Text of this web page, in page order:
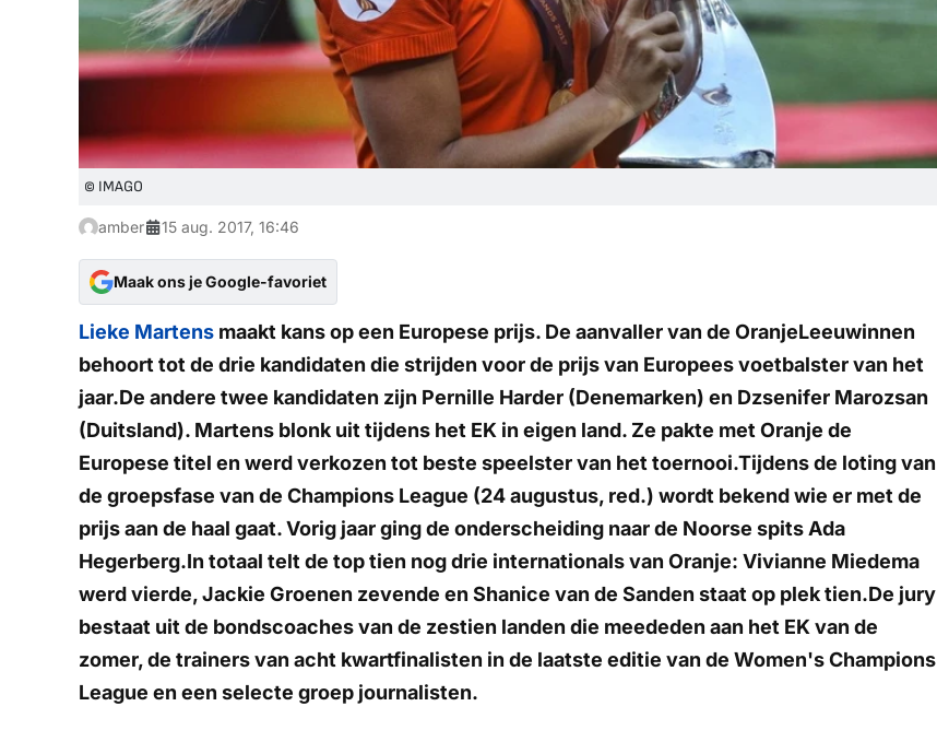
© IMAGO
amber 15 aug. 2017, 16:46
Maak ons je Google-favoriet
Lieke Martens maakt kans op een Europese prijs. De aanvaller van de OranjeLeeuwinnen
behoort tot de drie kandidaten die strijden voor de prijs van Europees voetbalster van het
jaar.De andere twee kandidaten zijn Pernille Harder (Denemarken) en Dzsenifer Marozsan
(Duitsland). Martens blonk uit tijdens het EK in eigen land. Ze pakte met Oranje de
Europese titel en werd verkozen tot beste speelster van het toernooi.Tijdens de loting van
de groepsfase van de Champions League (24 augustus, red.) wordt bekend wie er met de
prijs aan de haal gaat. Vorig jaar ging de onderscheiding naar de Noorse spits Ada
Hegerberg.In totaal telt de top tien nog drie internationals van Oranje: Vivianne Miedema
werd vierde, Jackie Groenen zevende en Shanice van de Sanden staat op plek tien.De jury
bestaat uit de bondscoaches van de zestien landen die meededen aan het EK van de
zomer, de trainers van acht kwartfinalisten in de laatste editie van de Women's Champions
League en een selecte groep journalisten.